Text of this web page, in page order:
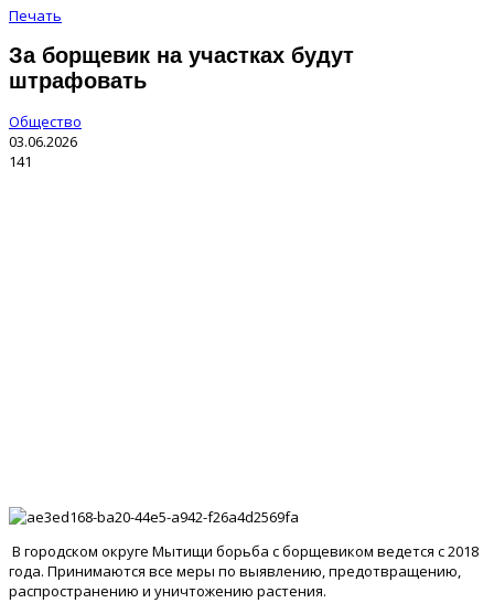
Печать
За борщевик на участках будут
штрафовать
Общество
03.06.2026
141
В городском округе Мытищи борьба с борщевиком ведется с 2018
года. Принимаются все меры по выявлению, предотвращению,
распространению и уничтожению растения.